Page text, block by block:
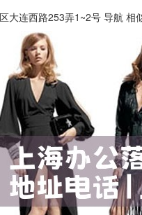
大连西路253弄1~2号 导航